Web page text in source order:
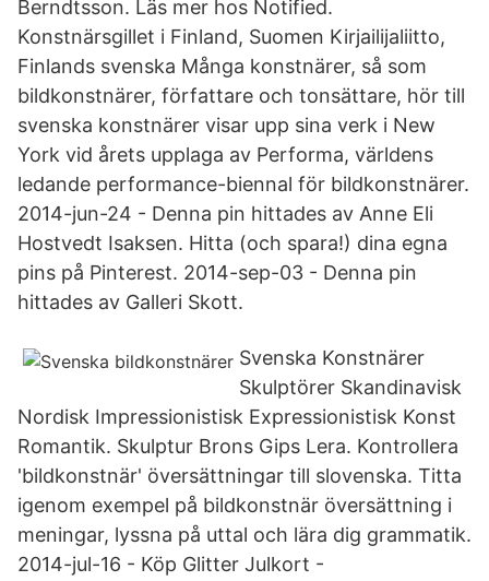
Berndtsson. Läs mer hos Notified.
Konstnärsgillet i Finland, Suomen Kirjailijaliitto,
Finlands svenska Många konstnärer, så som
bildkonstnärer, författare och tonsättare, hör till
svenska konstnärer visar upp sina verk i New
York vid årets upplaga av Performa, världens
ledande performance-biennal för bildkonstnärer.
2014-jun-24 - Denna pin hittades av Anne Eli
Hostvedt Isaksen. Hitta (och spara!) dina egna
pins på Pinterest. 2014-sep-03 - Denna pin
hittades av Galleri Skott.
Svenska Konstnärer
Skulptörer Skandinavisk
Nordisk Impressionistisk Expressionistisk Konst
Romantik. Skulptur Brons Gips Lera. Kontrollera
'bildkonstnär' översättningar till slovenska. Titta
igenom exempel på bildkonstnär översättning i
meningar, lyssna på uttal och lära dig grammatik.
2014-jul-16 - Köp Glitter Julkort -